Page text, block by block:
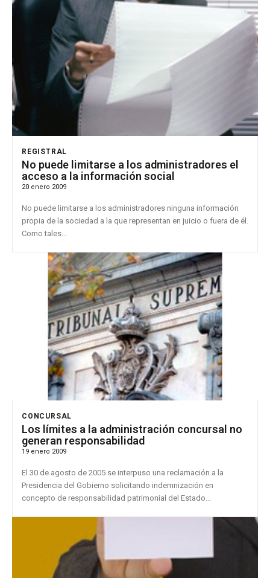
REGISTRAL
No puede limitarse a los administradores el
acceso a la información social
20 enero 2009
No puede limitarse a los administradores ninguna información
propia de la sociedad a la que representan en juicio o fuera de él.
Como tales...
CONCURSAL
Los límites a la administración concursal no
generan responsabilidad
19 enero 2009
El 30 de agosto de 2005 se interpuso una reclamación a la
Presidencia del Gobierno solicitando indemnización en
concepto de responsabilidad patrimonial del Estado...